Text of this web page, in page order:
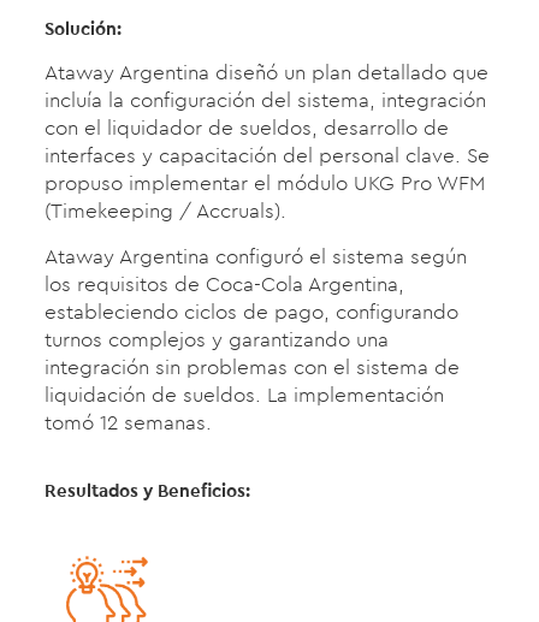
Solución:
Ataway Argentina diseñó un plan detallado que
incluía la configuración del sistema, integración
con el liquidador de sueldos, desarrollo de
interfaces y capacitación del personal clave. Se
propuso implementar el módulo UKG Pro WFM
(Timekeeping / Accruals).
Ataway Argentina configuró el sistema según
los requisitos de Coca-Cola Argentina,
estableciendo ciclos de pago, configurando
turnos complejos y garantizando una
integración sin problemas con el sistema de
liquidación de sueldos. La implementación
tomó 12 semanas.
Resultados y Beneficios: